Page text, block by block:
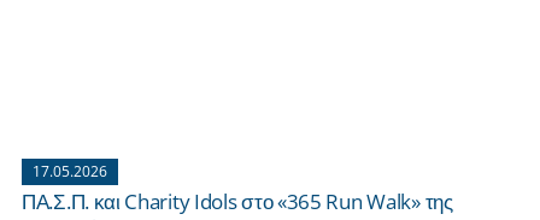
17.05.2026
ΠΑ.Σ.Π. και Charity Idols στο «365 Run Walk» της